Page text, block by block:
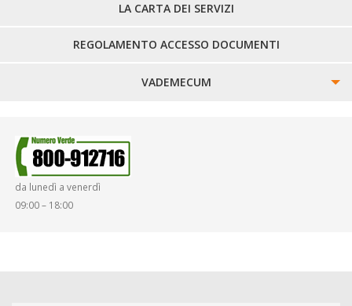
LA CARTA DEI SERVIZI
REGOLAMENTO ACCESSO DOCUMENTI
VADEMECUM
SMARRIMENTO OGGETTI
da lunedì a venerdì
09:00 – 18:00